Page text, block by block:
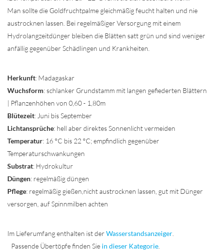
Man sollte die Goldfruchtpalme gleichmäßig feucht halten und nie
austrocknen lassen. Bei regelmäßiger Versorgung mit einem
Hydrolangzeitdünger bleiben die Blätten satt grün und sind weniger
anfällig gegenüber Schädlingen und Krankheiten.
Herkunft: Madagaskar
Wuchsform: schlanker Grundstamm mit langen gefiederten Blättern
| Pflanzenhöhen von 0,60 - 1,80m
Blütezeit: Juni bis September
Lichtansprüche: hell aber direktes Sonnenlicht vermeiden
Temperatur: 16 °C bis 22 °C; empfindlich gegenüber
Temperaturschwankungen
Substrat: Hydrokultur
Düngen: regelmäßig düngen
Pflege: regelmäßig gießen,nicht austrocknen lassen, gut mit Dünger
versorgen, auf Spinnmilben achten
Im Lieferumfang enthalten ist der Wasserstandsanzeiger
Passende Übertöpfe finden Sie in dieser Kategorie